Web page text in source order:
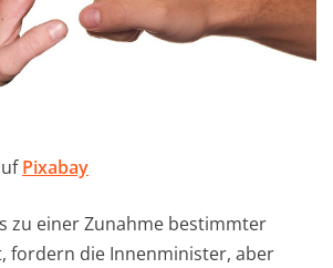
Pixabay
zu einer Zunahme bestimmter
fordern die Innenminister, aber